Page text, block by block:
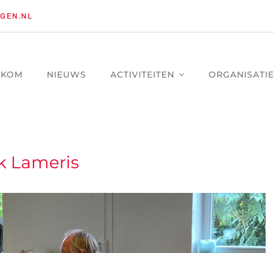
NIEUWS ACTIVITEITEN ORGANISATIE
Lameris